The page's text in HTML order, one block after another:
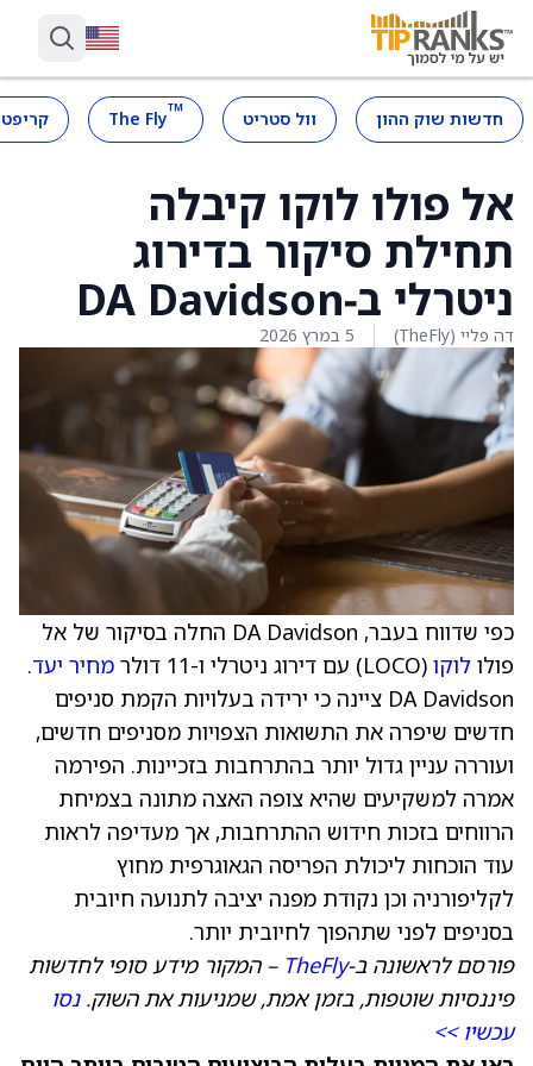
חדשות שוק ההון וול סטריט ™
The Fly
אל פולו לוקו קיבלה
תחילת סיקור בדירוג
ניטרלי ב‑DA Davidson
דה פליי (TheFly) 5 במרץ 2026
כפי שדווח בעבר, DA Davidson החלה בסיקור של אל
פולו לוקו (LOCO) עם דירוג ניטרלי ו-11 דולר מחיר יעד.
DA Davidson ציינה כי ירידה בעלויות הקמת סניפים
חדשים שיפרה את התשואות הצפויות מסניפים חדשים,
ועוררה עניין גדול יותר בהתרחבות בזכיינות. הפירמה
אמרה למשקיעים שהיא צופה האצה מתונה בצמיחת
הרווחים בזכות חידוש ההתרחבות, אך מעדיפה לראות
עוד הוכחות ליכולת הפריסה הגאוגרפית מחוץ
לקליפורניה וכן נקודת מפנה יציבה לתנועה חיובית
בסניפים לפני שתהפוך לחיובית יותר.
פורסם לראשונה ב-TheFly – המקור מידע סופי לחדשות
פיננסיות שוטפות, בזמן אמת, שמניעות את השוק.נסו
עכשיו >>